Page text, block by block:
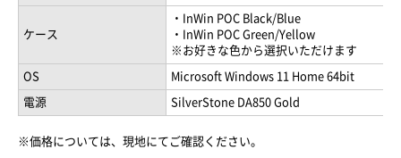
ケース
・InWin POC Black/Blue
・InWin POC Green/Yellow
※お好きな色から選択いただけます
OS Microsoft Windows 11 Home 64bit
電源 SilverStone DA850 Gold
※価格については、現地にてご確認ください。